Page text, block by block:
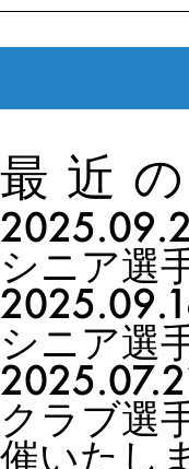
最近
シニア選
シニア選
クラブ選
催いたし